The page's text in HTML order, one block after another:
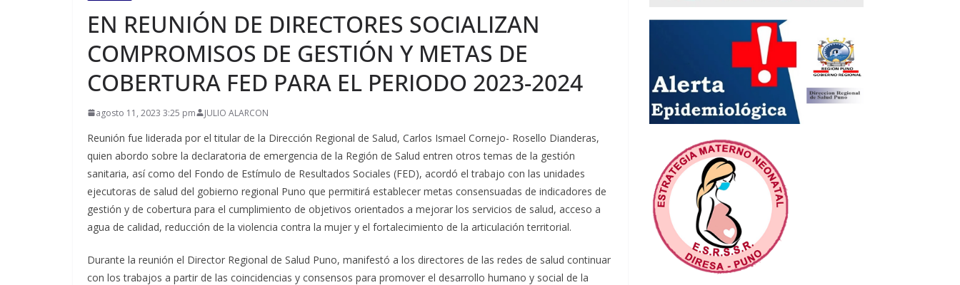
EN REUNIÓN DE DIRECTORES SOCIALIZAN
COMPROMISOS DE GESTIÓN Y METAS DE
COBERTURA FED PARA EL PERIODO 2023-2024
agosto 11, 2023 3:25 pm JULIO ALARCON
Reunión fue liderada por el titular de la Dirección Regional de Salud, Carlos Ismael Cornejo- Rosello Dianderas,
quien abordo sobre la declaratoria de emergencia de la Región de Salud entren otros temas de la gestión
sanitaria, así como del Fondo de Estímulo de Resultados Sociales (FED), acordó el trabajo con las unidades
ejecutoras de salud del gobierno regional Puno que permitirá establecer metas consensuadas de indicadores de
gestión y de cobertura para el cumplimiento de objetivos orientados a mejorar los servicios de salud, acceso a
agua de calidad, reducción de la violencia contra la mujer y el fortalecimiento de la articulación territorial.
Durante la reunión el Director Regional de Salud Puno, manifestó a los directores de las redes de salud continuar
con los trabajos a partir de las coincidencias y consensos para promover el desarrollo humano y social de la